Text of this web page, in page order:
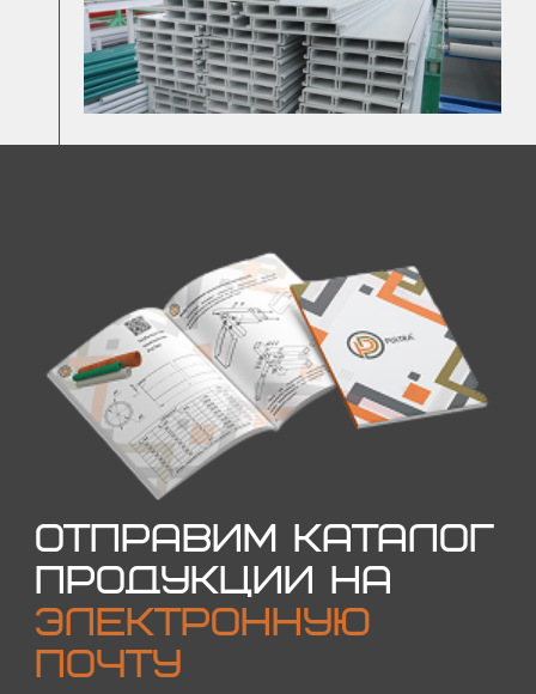
ОТПРАВИМ КАТАЛОГ
ПРОДУКЦИИ НА
ЭЛЕКТРОННУЮ
ПОЧТУ